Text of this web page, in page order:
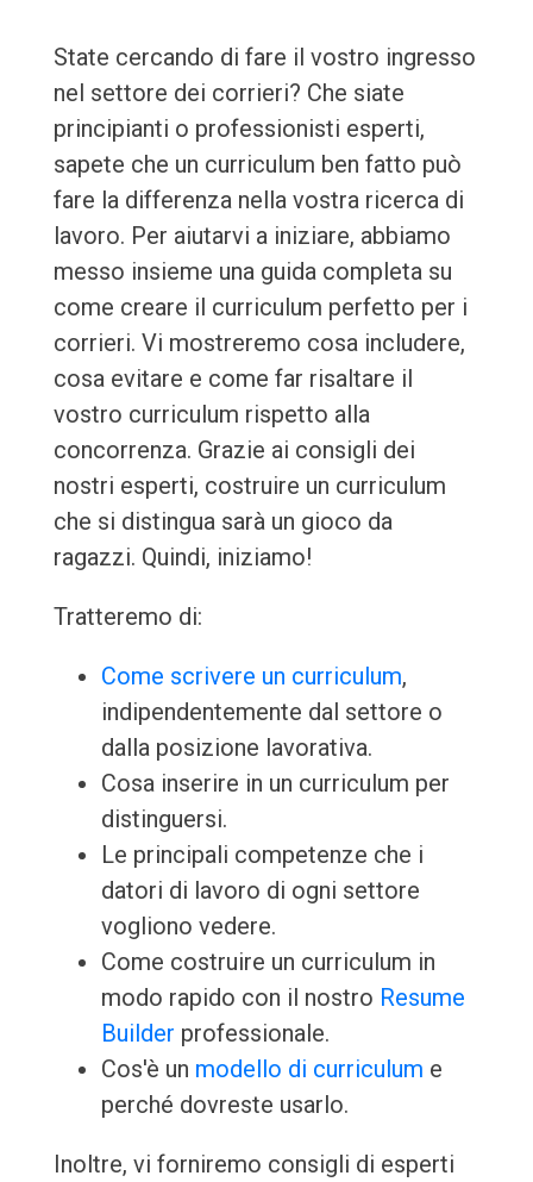
State cercando di fare il vostro ingresso
nel settore dei corrieri? Che siate
principianti o professionisti esperti,
sapete che un curriculum ben fatto può
fare la differenza nella vostra ricerca di
lavoro. Per aiutarvi a iniziare, abbiamo
messo insieme una guida completa su
come creare il curriculum perfetto per i
corrieri. Vi mostreremo cosa includere,
cosa evitare e come far risaltare il
vostro curriculum rispetto alla
concorrenza. Grazie ai consigli dei
nostri esperti, costruire un curriculum
che si distingua sarà un gioco da
ragazzi. Quindi, iniziamo!
Tratteremo di:
Come scrivere un curriculum,
indipendentemente dal settore o
dalla posizione lavorativa.
Cosa inserire in un curriculum per
distinguersi.
Le principali competenze che i
datori di lavoro di ogni settore
vogliono vedere.
Come costruire un curriculum in
modo rapido con il nostro Resume
Builder professionale.
Cos'è un modello di curriculum e
perché dovreste usarlo.
Inoltre, vi forniremo consigli di esperti